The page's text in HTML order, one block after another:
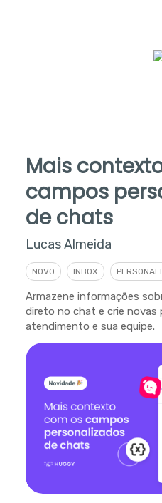
Mais
campos
de chats
Lucas Almeida
NOVO INBOX
Armazene informações
direto no chat e crie novas
atendimento e sua equipe.